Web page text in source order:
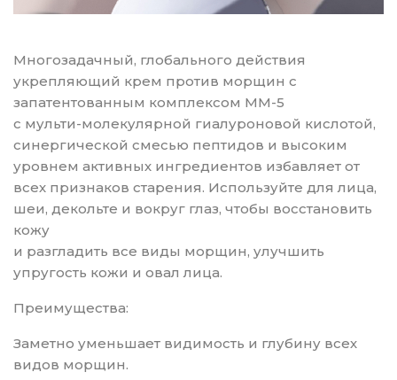
Многозадачный, глобального действия
укрепляющий крем против морщин с
запатентованным комплексом MM-5
с мульти-молекулярной гиалуроновой кислотой,
синергической смесью пептидов и высоким
уровнем активных ингредиентов избавляет от
всех признаков старения. Используйте для лица,
шеи, декольте и вокруг глаз, чтобы восстановить
кожу
и разгладить все виды морщин, улучшить
упругость кожи и овал лица.
Преимущества:
Заметно уменьшает видимость и глубину всех
видов морщин.